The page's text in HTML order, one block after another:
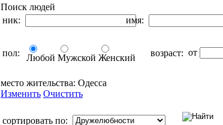
Поиск людей
ник:
имя:
пол: Любой Мужской Женский возраст: от
место жительства: Одесса
Изменить Очистить
сортировать по: